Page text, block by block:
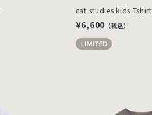
cat studies kids Tshirt
¥6,600 （税込）